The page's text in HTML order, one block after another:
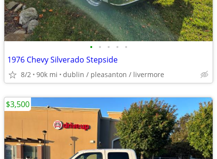
• • • • •
1976 Chevy Silverado Stepside
8/2 90k mi dublin / pleasanton / livermore
$3,500